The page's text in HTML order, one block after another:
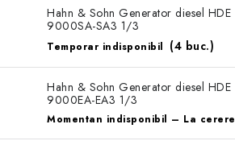
PENTRU COMERCIANȚI
DISTRIBUITORII NOȘTRI
APLICAȚIE
Hahn & Sohn Generator diesel HDE
9000SA-SA3 1/3
Temporar indisponibil (4 buc.)
Hahn & Sohn Generator diesel HDE
9000EA-EA3 1/3
Momentan indisponibil – La cerere